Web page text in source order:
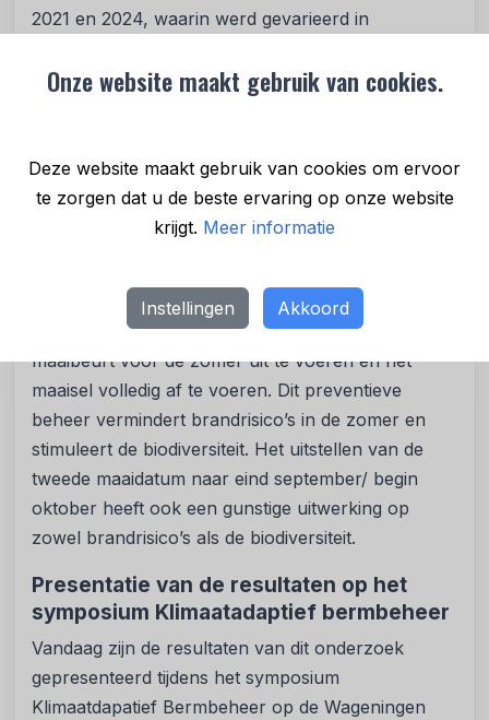
Onze website maakt gebruik van cookies.
Deze website maakt gebruik van cookies om ervoor
te zorgen dat u de beste ervaring op onze website
krijgt. Meer informatie
Instellingen Akkoord
2021 en 2024, waarin werd gevarieerd in
maaien.
tweemaal per jaar te maaien. Laagproductieve
bermen met lage vegetatiegroei hoeven zoals
slechts eenmaal per jaar te worden gemaaid. Zo
biomassa een groot brandrisico. Daarom adviseren
de onderzoekers hiervoor om preventief een extra
maaibeurt voor de zomer uit te voeren en het
maaisel volledig af te voeren. Dit preventieve
beheer vermindert brandrisico’s in de zomer en
stimuleert de biodiversiteit. Het uitstellen van de
tweede maaidatum naar eind september/ begin
oktober heeft ook een gunstige uitwerking op
zowel brandrisico’s als de biodiversiteit.
Presentatie van de resultaten op het
symposium Klimaatadaptief bermbeheer
Vandaag zijn de resultaten van dit onderzoek
gepresenteerd tijdens het symposium
Klimaatdapatief Bermbeheer op de Wageningen